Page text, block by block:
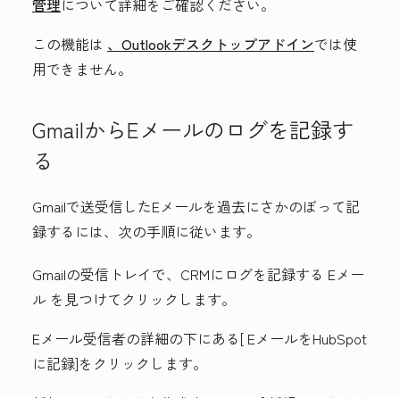
管理について詳細をご確認ください。
この機能は 、Outlookデスクトップアドインでは使
用できません。
GmailからEメールのログを記録す
る
Gmailで送受信したEメールを過去にさかのぼって記
録するには、次の手順に従います。
Gmailの受信トレイで、CRMにログを記録する Eメー
ル を見つけてクリックします。
Eメール受信者の詳細の下にある[ EメールをHubSpot
に記録]をクリックします。